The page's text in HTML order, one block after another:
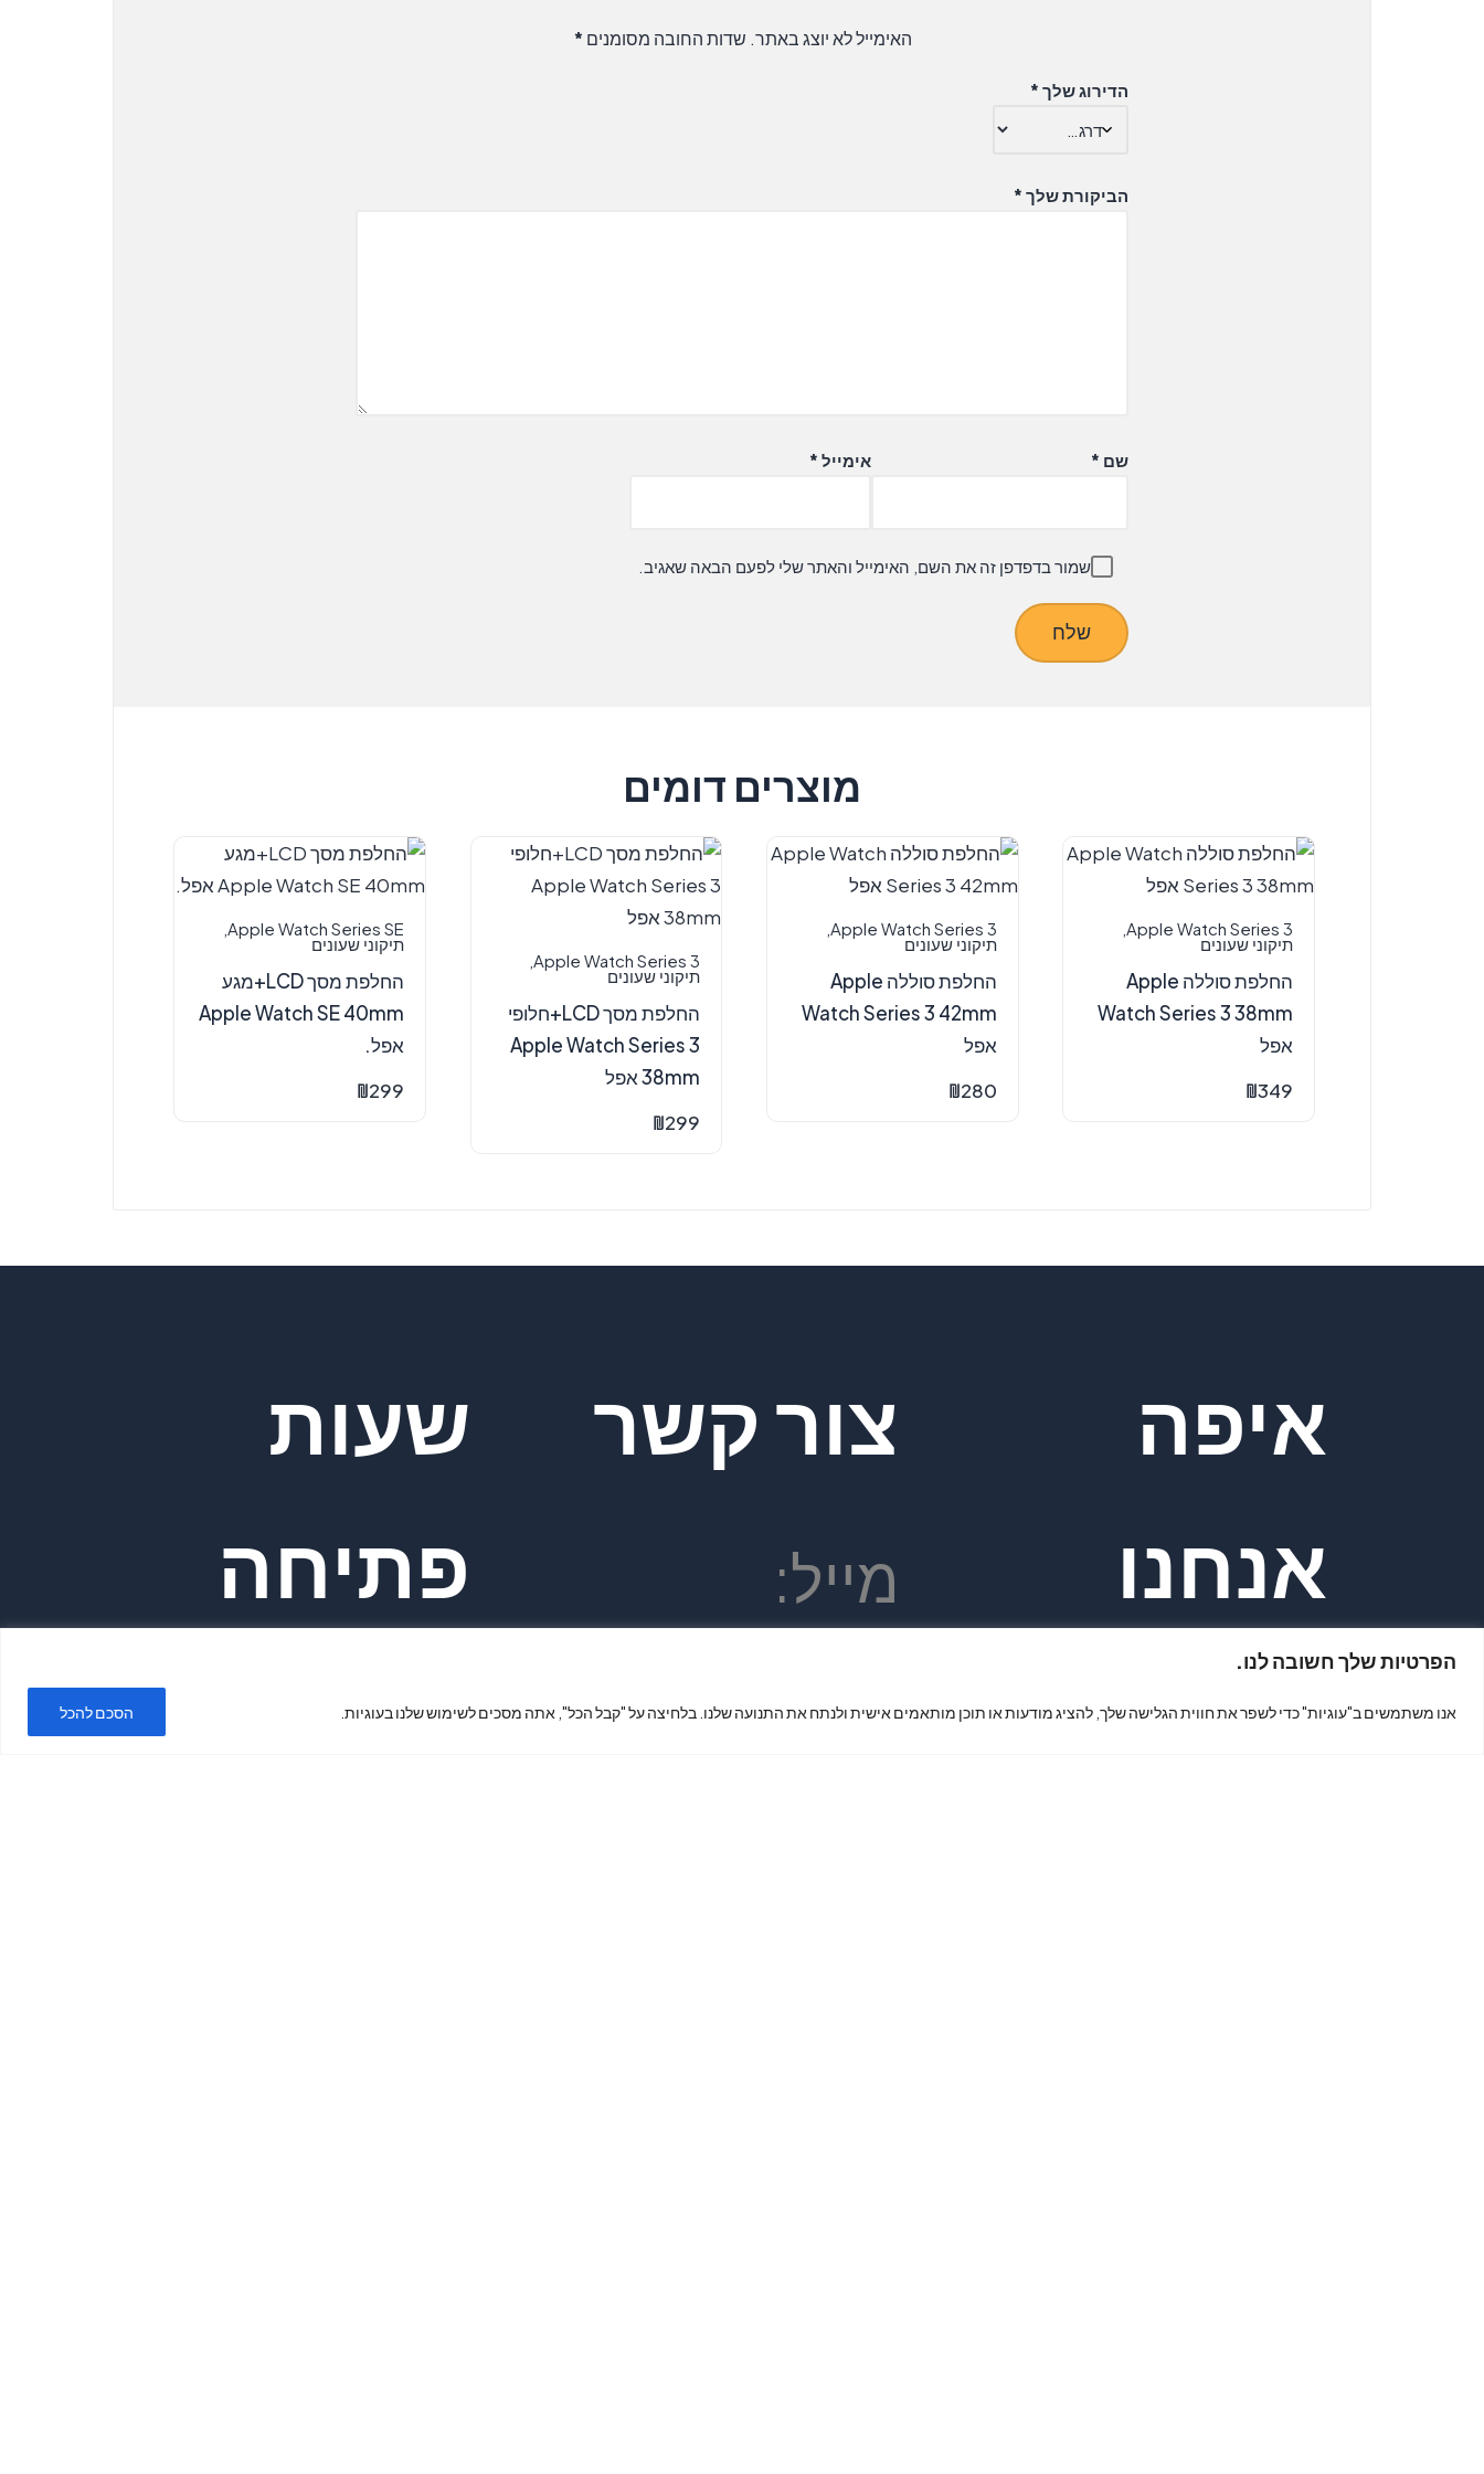
הפרטיות שלך חשובה לנו.
אנו משתמשים ב"עוגיות" כדי לשפר את חווית הגלישה שלך, להציג מודעות או תוכן מותאמים אישית ולנתח את התנועה שלנו. בלחיצה על "קבל הכל", אתה מסכים לשימוש שלנו בעוגיות. הסכם להכל
האימייל לא יוצג באתר. שדות החובה מסומנים *
הדירוג שלך *
הביקורת שלך *
שם * אימייל *
שמור בדפדפן זה את השם, האימייל והאתר שלי לפעם הבאה שאגיב.
מוצרים דומים
Apple Watch Series 3
תיקוני שעונים
החלפת סוללה Apple
Watch Series 3 38mm
אפל
₪349
Apple Watch Series 3
תיקוני שעונים
‏החלפת סוללה Apple
Watch Series 3 42mm
אפל
₪280
Apple Watch Series 3
,
תיקוני שעונים
החלפת מסך LCD+חלופי
Apple Watch Series 3
38mm אפל
₪299
Apple Watch Series SE
,
תיקוני שעונים
החלפת מסך LCD+מגע
Apple Watch SE 40mm
אפל.
₪299
שעות
פתיחה
ימים א'-ה'
צור קשר
מייל:
king7phone
איפה
אנחנו
נמצאים?